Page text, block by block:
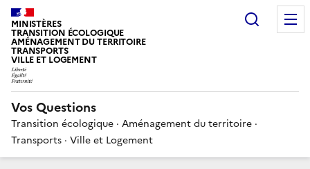
MINISTÈRES
TRANSITION ÉCOLOGIQUE
AMÉNAGEMENT DU TERRITOIRE
TRANSPORTS
VILLE ET LOGEMENT
Vos Questions
Transition écologique · Aménagement du territoire ·
Transports · Ville et Logement